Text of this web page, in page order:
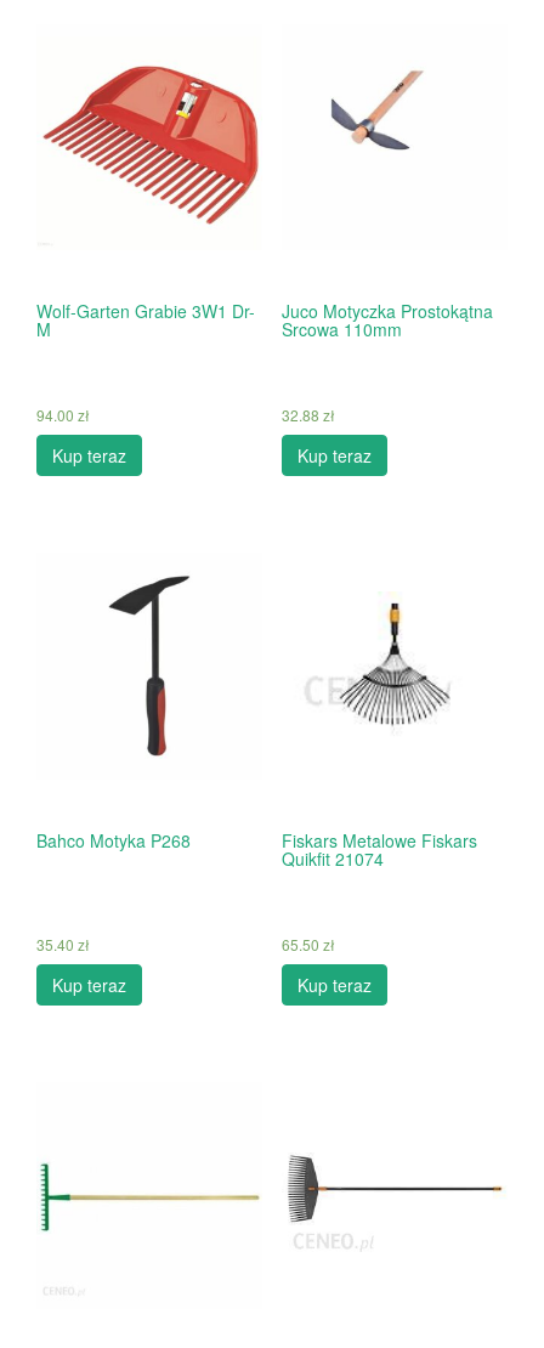
Wolf-Garten Grabie 3W1 Dr-
M
94.00 zł
Kup teraz
Juco Motyczka Prostokątna
Srcowa 110mm
32.88 zł
Kup teraz
Bahco Motyka P268
35.40 zł
Kup teraz
Fiskars Metalowe Fiskars
Quikfit 21074
65.50 zł
Kup teraz